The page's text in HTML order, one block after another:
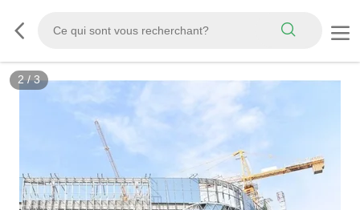
2/3